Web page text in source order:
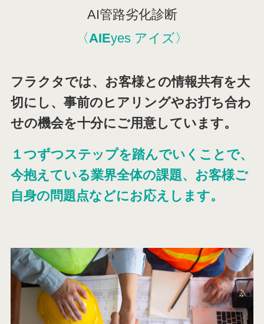
AI管路劣化診断
〈AIEyes アイズ〉
フラクタでは、お客様との情報共有を大
切にし、事前のヒアリングやお打ち合わ
せの機会を十分にご用意しています。
１つずつステップを踏んでいくことで、
今抱えている業界全体の課題、お客様ご
自身の問題点などにお応えします。